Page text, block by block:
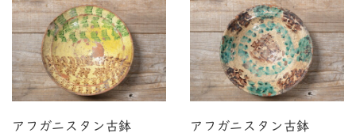
アフガニスタン古鉢 アフガニスタン古鉢